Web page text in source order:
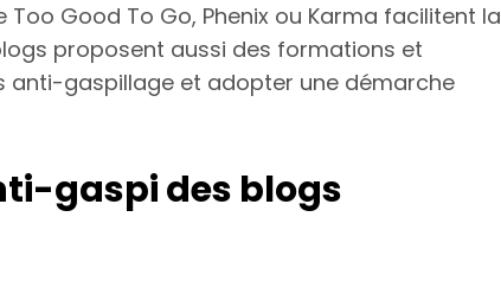
Good To Go, Phenix ou Karma facilitent la
proposent aussi des formations et
anti-gaspillage et adopter une démarche
gaspi des blogs